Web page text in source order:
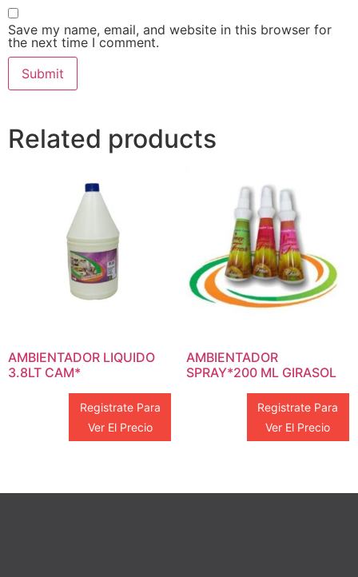
Save my name, email, and website in this browser for
the next time I comment.
Related products
AMBIENTADOR LIQUIDO
3.8LT CAM*
Registrate Para
Ver El Precio
AMBIENTADOR
SPRAY*200 ML GIRASOL
Registrate Para
Ver El Precio